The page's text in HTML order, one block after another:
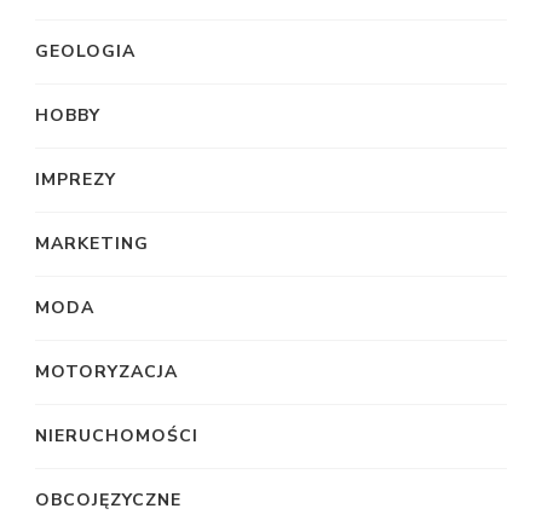
GEOLOGIA
HOBBY
IMPREZY
MARKETING
MODA
MOTORYZACJA
NIERUCHOMOŚCI
OBCOJĘZYCZNE